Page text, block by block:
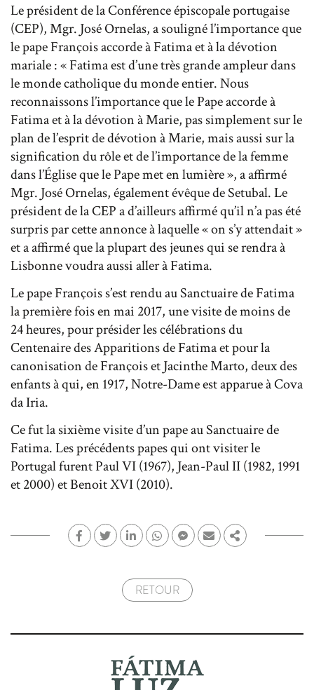
Le président de la Conférence épiscopale portugaise
(CEP), Mgr. José Ornelas, a souligné l’importance que
le pape François accorde à Fatima et à la dévotion
mariale : « Fatima est d’une très grande ampleur dans
le monde catholique du monde entier. Nous
reconnaissons l’importance que le Pape accorde à
Fatima et à la dévotion à Marie, pas simplement sur le
plan de l’esprit de dévotion à Marie, mais aussi sur la
signification du rôle et de l’importance de la femme
dans l’Église que le Pape met en lumière », a affirmé
Mgr. José Ornelas, également évêque de Setubal. Le
président de la CEP a d’ailleurs affirmé qu’il n’a pas été
surpris par cette annonce à laquelle « on s’y attendait »
et a affirmé que la plupart des jeunes qui se rendra à
Lisbonne voudra aussi aller à Fatima.
Le pape François s’est rendu au Sanctuaire de Fatima
la première fois en mai 2017, une visite de moins de
24 heures, pour présider les célébrations du
Centenaire des Apparitions de Fatima et pour la
canonisation de François et Jacinthe Marto, deux des
enfants à qui, en 1917, Notre-Dame est apparue à Cova
da Iria.
Ce fut la sixième visite d’un pape au Sanctuaire de
Fatima. Les précédents papes qui ont visiter le
Portugal furent Paul VI (1967), Jean-Paul II (1982, 1991
et 2000) et Benoit XVI (2010).
FACEBOOK
TWITTERLINKEDINWHATSAPP
FACEBOOK MESSENGER
ADRESSE E-MAIL
PARTAGER
RETOUR